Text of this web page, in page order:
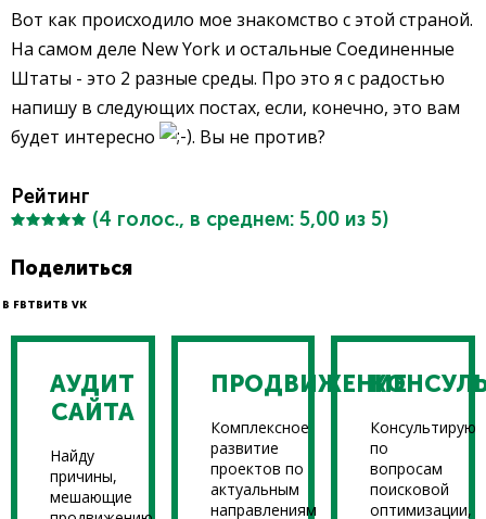
Вот как происходило мое знакомство с этой страной.
На самом деле New York и остальные Соединенные
Штаты - это 2 разные среды. Про это я с радостью
напишу в следующих постах, если, конечно, это вам
будет интересно
. Вы не против?
Рейтинг
(4 голос., в среднем: 5,00 из 5)
Поделиться
В FBТВИТВ VK
АУДИТ
САЙТА
Найду
причины,
мешающие
ПРОДВИЖЕНИЕ
Комплексное
развитие
проектов по
актуальным
направлениям
Консультирую
по
вопросам
поисковой
оптимизации,